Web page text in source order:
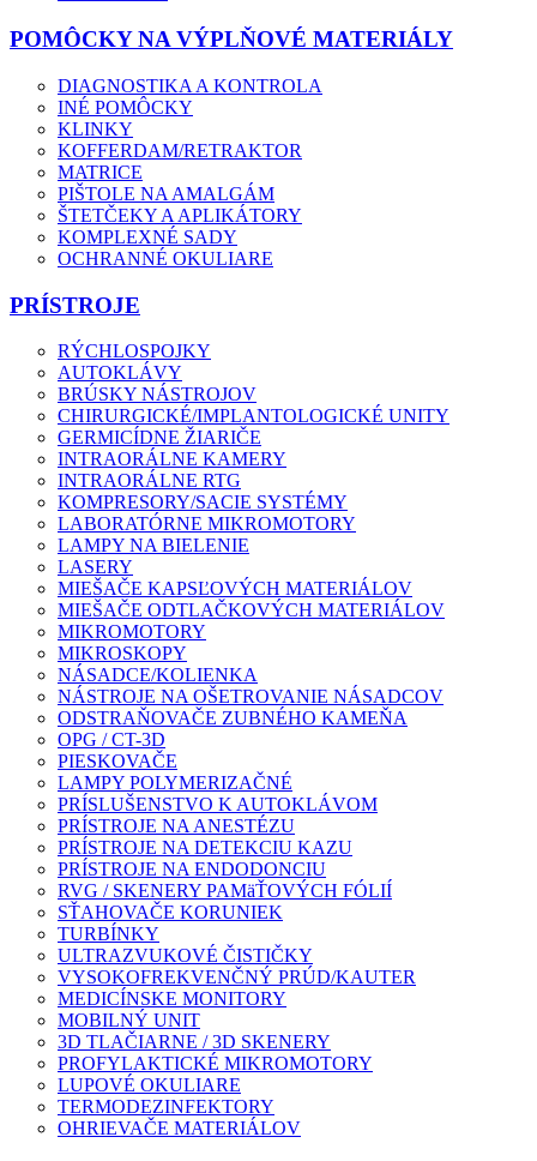
POMÔCKY NA VÝPLŇOVÉ MATERIÁLY
DIAGNOSTIKA A KONTROLA
INÉ POMÔCKY
KLINKY
KOFFERDAM/RETRAKTOR
MATRICE
PIŠTOLE NA AMALGÁM
ŠTETČEKY A APLIKÁTORY
KOMPLEXNÉ SADY
OCHRANNÉ OKULIARE
PRÍSTROJE
RÝCHLOSPOJKY
AUTOKLÁVY
BRÚSKY NÁSTROJOV
CHIRURGICKÉ/IMPLANTOLOGICKÉ UNITY
GERMICÍDNE ŽIARIČE
INTRAORÁLNE KAMERY
INTRAORÁLNE RTG
KOMPRESORY/SACIE SYSTÉMY
LABORATÓRNE MIKROMOTORY
LAMPY NA BIELENIE
LASERY
MIEŠAČE KAPSĽOVÝCH MATERIÁLOV
MIEŠAČE ODTLAČKOVÝCH MATERIÁLOV
MIKROMOTORY
MIKROSKOPY
NÁSADCE/KOLIENKA
NÁSTROJE NA OŠETROVANIE NÁSADCOV
ODSTRAŇOVAČE ZUBNÉHO KAMEŇA
OPG / CT-3D
PIESKOVAČE
LAMPY POLYMERIZAČNÉ
PRÍSLUŠENSTVO K AUTOKLÁVOM
PRÍSTROJE NA ANESTÉZU
PRÍSTROJE NA DETEKCIU KAZU
PRÍSTROJE NA ENDODONCIU
RVG / SKENERY PAMäŤOVÝCH FÓLIÍ
SŤAHOVAČE KORUNIEK
TURBÍNKY
ULTRAZVUKOVÉ ČISTIČKY
VYSOKOFREKVENČNÝ PRÚD/KAUTER
MEDICÍNSKE MONITORY
MOBILNÝ UNIT
3D TLAČIARNE / 3D SKENERY
PROFYLAKTICKÉ MIKROMOTORY
LUPOVÉ OKULIARE
TERMODEZINFEKTORY
OHRIEVAČE MATERIÁLOV